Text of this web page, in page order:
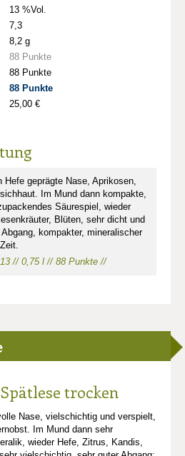
13 %Vol.
7,3
8,2 g
88 Punkte
88 Punkte
88 Punkte
25,00 €
Hefe geprägte Nase, Aprikosen,
Im Mund dann kompakte,
Säurespiel, wieder
Blüten, sehr dicht und
kompakter, mineralischer
// 0,75 l // 88 Punkte //
trocken
Nase, vielschichtig und verspielt,
Im Mund dann sehr
wieder Hefe, Zitrus, Kandis,